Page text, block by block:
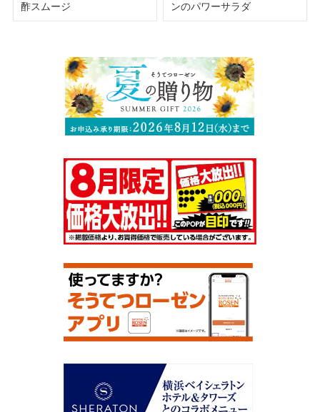
酢スムージ
ンのパワーサラダ